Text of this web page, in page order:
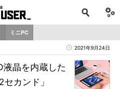
ミニPC
2021年9月24日
液晶を内蔵した
カンド」